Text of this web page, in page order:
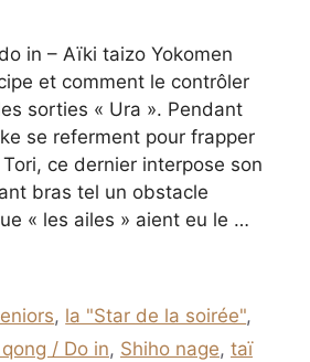
in – Aïki taizo Yokomen
et comment le contrôler
sorties « Ura ». Pendant
se referment pour frapper
ce dernier interpose son
bras tel un obstacle
« les ailes » aient eu le …
, la "Star de la soirée",
/ Do in, Shiho nage, taï